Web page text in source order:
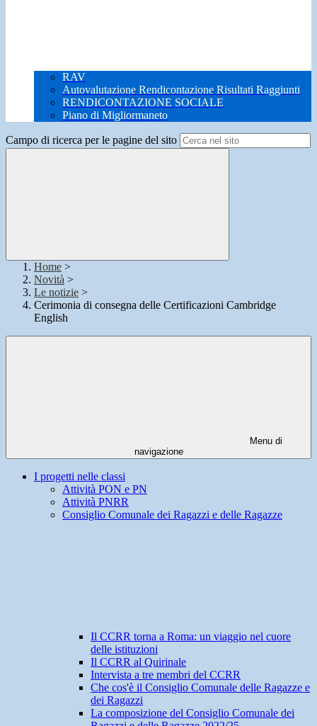
RAV
Autovalutazione Rendicontazione Risultati Raggiunti
RENDICONTAZIONE SOCIALE
Piano di Migliormaneto
Campo di ricerca per le pagine del sito
Home >
Novità >
Le notizie >
Cerimonia di consegna delle Certificazioni Cambridge
English
Menu di
navigazione
I progetti nelle classi
Attività PON e PN
Attività PNRR
Consiglio Comunale dei Ragazzi e delle Ragazze
Il CCRR torna a Roma: un viaggio nel cuore
delle istituzioni
Il CCRR al Quirinale
Intervista a tre membri del CCRR
Che cos'è il Consiglio Comunale delle Ragazze e
dei Ragazzi
La composizione del Consiglio Comunale dei